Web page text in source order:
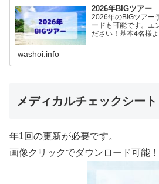
2026年BIGツアー
2026年のBIGツアー
ードも可能です。エ
ださい！基本4名様
（12.19更新）ダウ
washoi.info
メディカルチェックシート
年1回の更新が必要です。
画像クリックでダウンロード可能！